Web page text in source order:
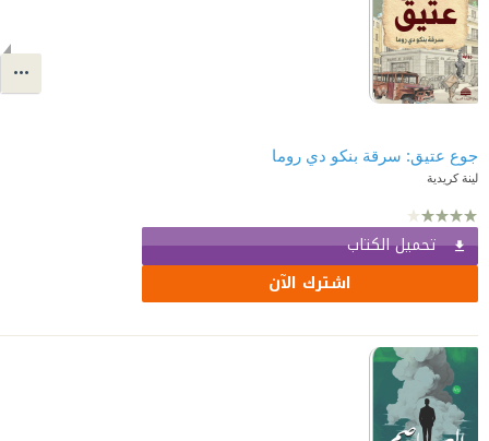
جوع عتيق: سرقة بنكو دي روما
لينة كريدية
تحميل الكتاب
اشترك الآن